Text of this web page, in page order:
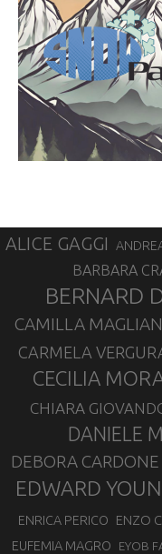
ALICE GAGGI
BARBARA
BERNARD
CAMILLA
CARMELA
CECILIA
CHIARA
DANIELE
DEBORA CARDONE
EDWARD
ENRICA PERICO ENZO
EUFEMIA MAGRO EYOB